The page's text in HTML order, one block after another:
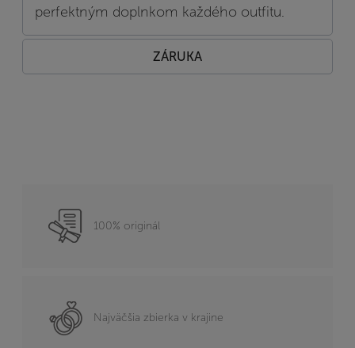
perfektným doplnkom každého outfitu.
ZÁRUKA
100% originál
Najväčšia zbierka v krajine